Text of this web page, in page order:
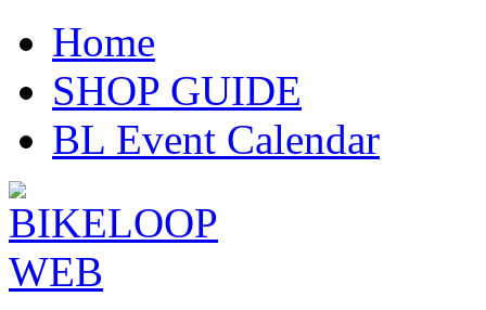
Home
SHOP GUIDE
BL Event Calendar